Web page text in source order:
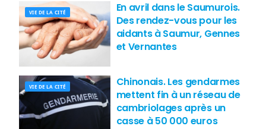
VIE DE LA CITÉ
En avril dans le Saumurois.
Des rendez-vous pour les
aidants à Saumur, Gennes
et Vernantes
VIE DE LA CITÉ
Chinonais. Les gendarmes
mettent fin à un réseau de
cambriolages après un
casse à 50 000 euros